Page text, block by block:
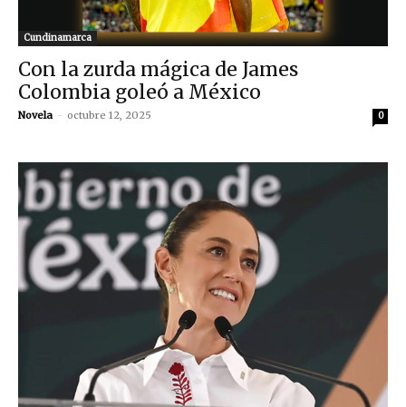
Cundinamarca
Con la zurda mágica de James
Colombia goleó a México
Novela - octubre 12, 2025 0